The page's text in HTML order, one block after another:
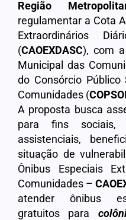
Região
regulamentar a Cota
Extraordinários
(CAOEXDASC), com
Municipal das
do Consórcio
Comunidades (
A proposta busca
para fins sociais,
assistenciais,
situação de
Ônibus Especiais
Comunidades –
atender ônibus
gratuitos para